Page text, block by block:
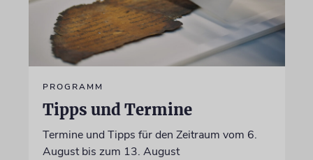
PROGRAMM
Tipps und Termine
Termine und Tipps für den Zeitraum vom 6.
August bis zum 13. August